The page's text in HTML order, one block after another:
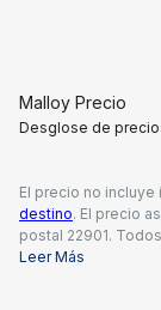
Malloy Precio
Desglose de
El precio no
destino. El precio
postal 22901.
precios incluyen
Leer Más